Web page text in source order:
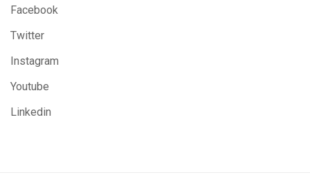
Facebook
Twitter
Instagram
Youtube
Linkedin